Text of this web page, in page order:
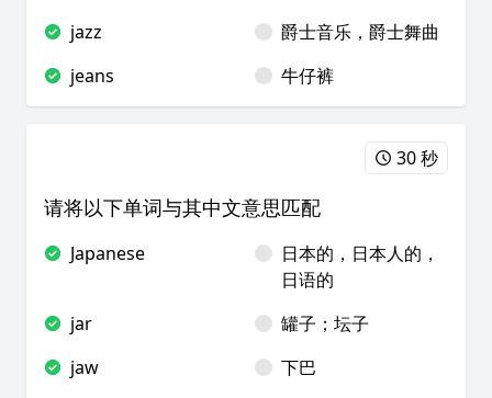
jazz
爵士音乐，爵士舞曲
jeans
牛仔裤
30 秒
请将以下单词与其中文意思匹配
Japanese
日本的，日本人的，
日语的
jar
罐子；坛子
jaw
下巴